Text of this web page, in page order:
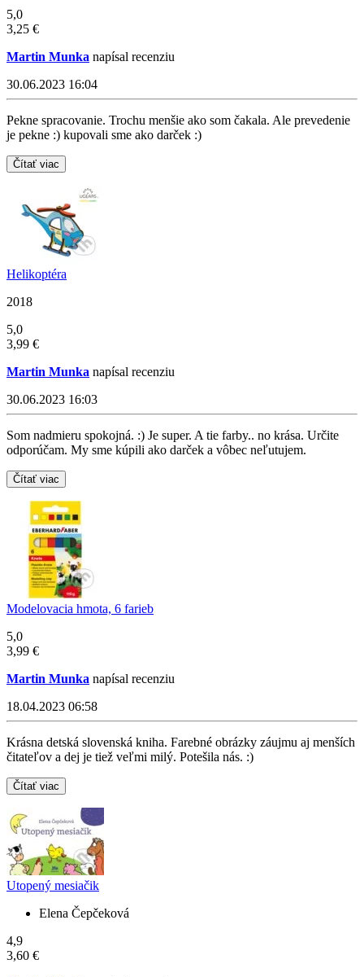
5,0
3,25 €
Martin Munka napísal recenziu
30.06.2023 16:04
Pekne spracovanie. Trochu menšie ako som čakala. Ale prevedenie
je pekne :) kupovali sme ako darček :)
Čítať viac
Helikoptéra
2018
5,0
3,99 €
Martin Munka napísal recenziu
30.06.2023 16:03
Som nadmieru spokojná. :) Je super. A tie farby.. no krása. Určite
odporúčam. My sme kúpili ako darček a vôbec neľutujem.
Čítať viac
Modelovacia hmota, 6 farieb
5,0
3,99 €
Martin Munka napísal recenziu
18.04.2023 06:58
Krásna detská slovenská kniha. Farebné obrázky záujmu aj menších
čitateľov a dej je tiež veľmi milý. Potešila nás. :)
Čítať viac
Utopený mesiačik
Elena Čepčeková
4,9
3,60 €